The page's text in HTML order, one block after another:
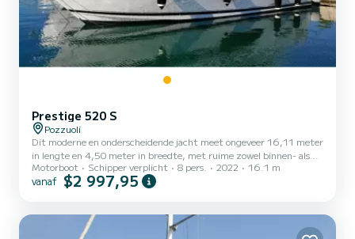
Prestige 520 S
Pozzuoli
Dit moderne en onderscheidende jacht meet ongeveer 16,11 meter
in lengte en 4,50 meter in breedte, met ruime zowel binnen- als
buitenruimtes om comfortabel plaats te bieden aan maximaal 12
gasten voor dagtochten. Voortgestuwd door twee krachtige Volvo
systeem met manoeuvreerjoystick. Het achterdek en de grote
salon, verbonden door een grote schuifdeur van glas, vormen het
Motorboot Schipper verplicht 8 pers. 2022 16.1 m
vanaf $2 997,95